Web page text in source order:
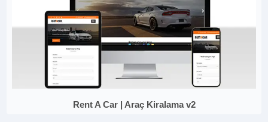
Rent A Car | Araç Kiralama v2